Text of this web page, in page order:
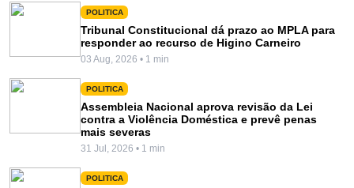
POLITICA
Tribunal Constitucional dá prazo ao MPLA para
responder ao recurso de Higino Carneiro
03 Aug, 2026 • 1 min
POLITICA
Assembleia Nacional aprova revisão da Lei
contra a Violência Doméstica e prevê penas
mais severas
31 Jul, 2026 • 1 min
POLITICA